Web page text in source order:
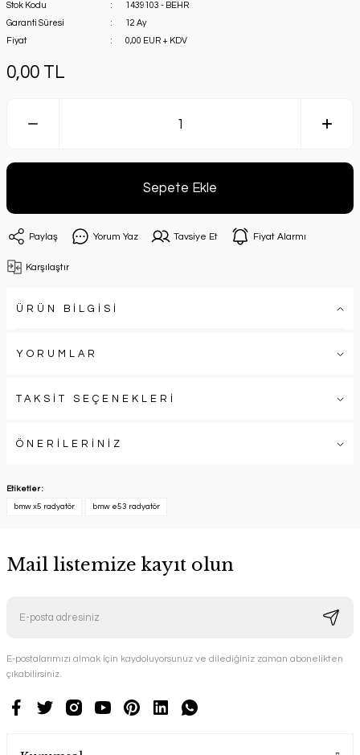
Stok Kodu
1439103 - BEHR
Garanti Süresi
12 Ay
Fiyat
0,00 EUR + KDV
0,00 TL
Sepete Ekle
Paylaş Yorum Yaz Tavsiye Et Fiyat Alarmı
Karşılaştır
ÜRÜN BİLGİSİ
YORUMLAR
TAKSİT SEÇENEKLERİ
ÖNERİLERİNİZ
Etiketler :
bmw x5 radyatör bmw e53 radyatör
Mail listemize kayıt olun
E-postalarımızı almak için kaydoluyorsunuz ve dilediğiniz zaman abonelikten
çıkabilirsiniz.